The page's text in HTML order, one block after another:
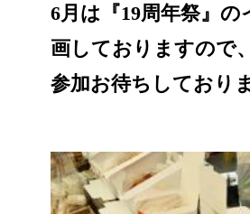
6月は『19周年祭』
画しておりますので
参加お待ちしており